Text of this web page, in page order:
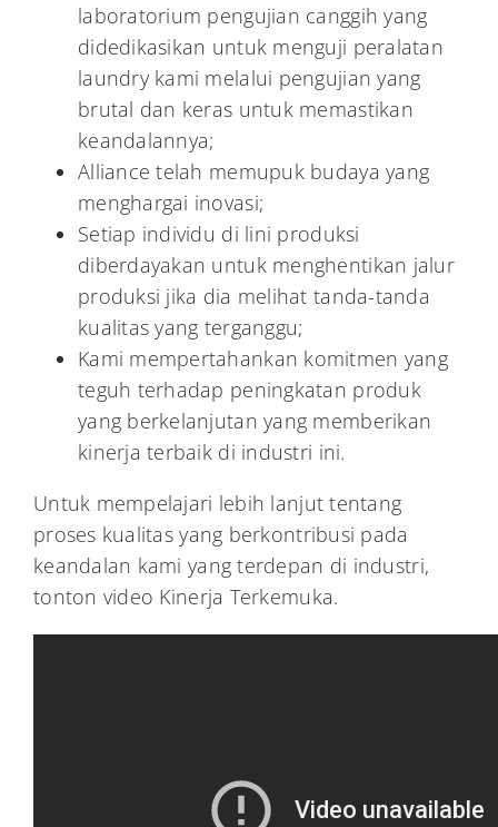
laboratorium pengujian canggih yang
didedikasikan untuk menguji peralatan
laundry kami melalui pengujian yang
brutal dan keras untuk memastikan
keandalannya;
Alliance telah memupuk budaya yang
menghargai inovasi;
Setiap individu di lini produksi
diberdayakan untuk menghentikan jalur
produksi jika dia melihat tanda-tanda
kualitas yang terganggu;
Kami mempertahankan komitmen yang
teguh terhadap peningkatan produk
yang berkelanjutan yang memberikan
kinerja terbaik di industri ini.
Untuk mempelajari lebih lanjut tentang
proses kualitas yang berkontribusi pada
keandalan kami yang terdepan di industri,
tonton video Kinerja Terkemuka.